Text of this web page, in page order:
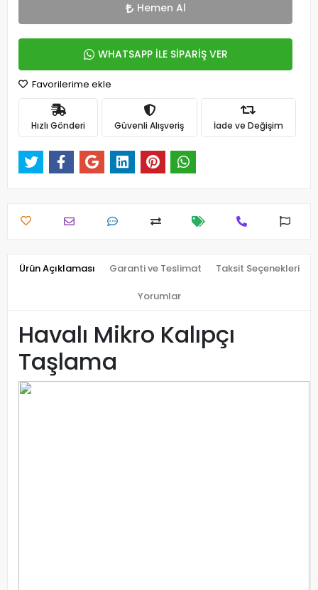
Hemen Al
WHATSAPP İLE SİPARİŞ VER
Favorilerime ekle
Hızlı Gönderi Güvenli Alışveriş İade ve Değişim
Ürün Açıklaması Garanti ve Teslimat Taksit Seçenekleri
Yorumlar
Havalı Mikro Kalıpçı
Taşlama